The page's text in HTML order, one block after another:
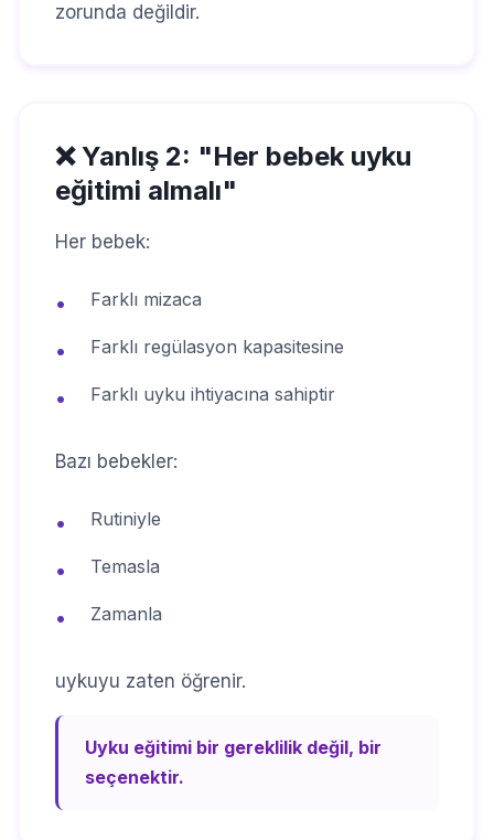
zorunda değildir.
❌ Yanlış 2: "Her bebek uyku
eğitimi almalı"
Her bebek:
• Farklı mizaca
• Farklı regülasyon kapasitesine
• Farklı uyku ihtiyacına sahiptir
Bazı bebekler:
• Rutiniyle
• Temasla
• Zamanla
uykuyu zaten öğrenir.
Uyku eğitimi bir gereklilik değil, bir
seçenektir.